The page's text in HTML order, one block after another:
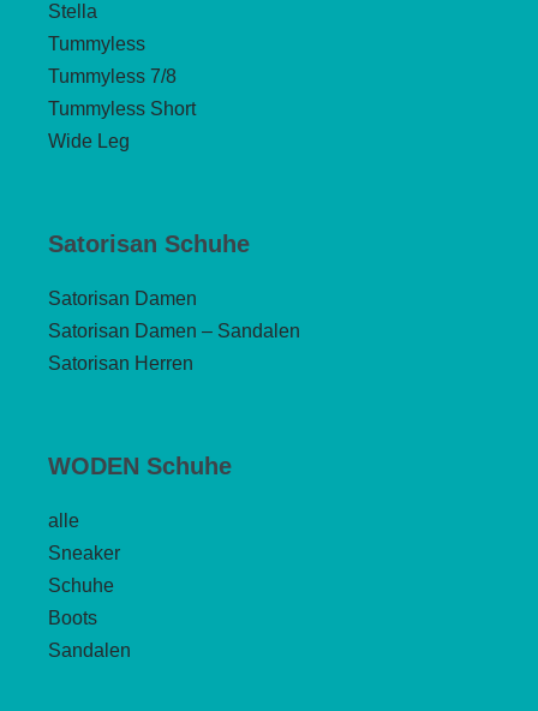
Stella
Tummyless
Tummyless 7/8
Tummyless Short
Wide Leg
Satorisan Schuhe
Satorisan Damen
Satorisan Damen – Sandalen
Satorisan Herren
WODEN Schuhe
alle
Sneaker
Schuhe
Boots
Sandalen